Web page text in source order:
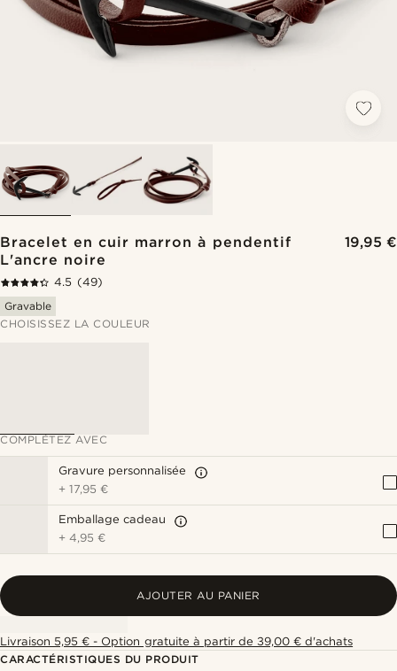
Bracelet en cuir marron à pendentif
L'ancre noire
19,95 €
4.5 (49)
Gravable
CHOISISSEZ LA COULEUR
COMPLÉTEZ AVEC
Gravure personnalisée
+17,95 €
Emballage cadeau
+4,95 €
AJOUTER AU PANIER
Livraison 5,95 € - Option gratuite à partir de 39,00 € d'achats
CARACTÉRISTIQUES DU PRODUIT